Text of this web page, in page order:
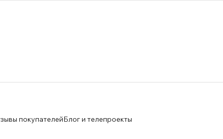
покупателейБлог и телепроекты